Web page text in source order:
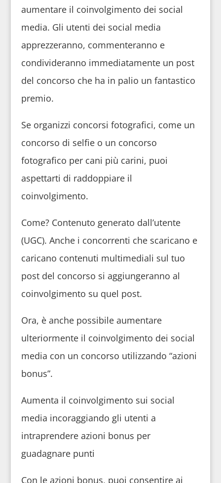
aumentare il coinvolgimento dei social
media. Gli utenti dei social media
apprezzeranno, commenteranno e
condivideranno immediatamente un post
del concorso che ha in palio un fantastico
premio.
Se organizzi concorsi fotografici, come un
concorso di selfie o un concorso
fotografico per cani più carini, puoi
aspettarti di raddoppiare il
coinvolgimento.
Come? Contenuto generato dall’utente
(UGC). Anche i concorrenti che scaricano e
caricano contenuti multimediali sul tuo
post del concorso si aggiungeranno al
coinvolgimento su quel post.
Ora, è anche possibile aumentare
ulteriormente il coinvolgimento dei social
media con un concorso utilizzando “azioni
bonus”.
Aumenta il coinvolgimento sui social
media incoraggiando gli utenti a
intraprendere azioni bonus per
guadagnare punti
Con le azioni bonus, puoi consentire ai